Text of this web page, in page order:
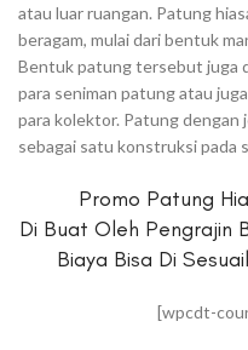
atau luar ruangan. Patung
beragam, mulai dari bentuk
Bentuk patung tersebut juga
para seniman patung atau
para kolektor. Patung dengan
sebagai satu konstruksi pada
Promo Patung
Di Buat Oleh Pengrajin
Biaya Bisa Di
[wpcdt-